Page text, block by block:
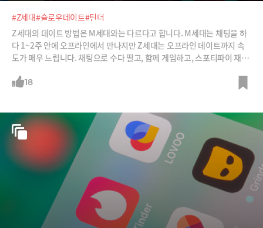
#Z세대#슬로우데이트#틴더
Z세대의 데이트 방법은 M세대와는 다르다고 합니다. M세대는 채팅을 하
다 1~2주 안에 오프라인에서 만나지만 Z세대는 오프라인 데이트까지 속
도가 매우 느립니다. 채팅으로 수다 떨고, 함께 게임하고, 스포티파이 재생
짜를 잡는다고 합니다. 그래서 데이팅 앱 틴더도 Z세대에 맞춰 서비스를 바
18